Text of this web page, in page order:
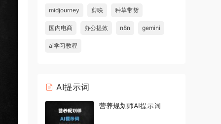
midjourney 剪映 种草带货
国内电商 办公提效 n8n gemini
ai学习教程
AI提示词
营养规划师AI提示词